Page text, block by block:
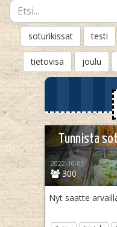
soturikissat testi
tietovisa joulu
Tunnista
300
2022-10-05
Nyt saatte